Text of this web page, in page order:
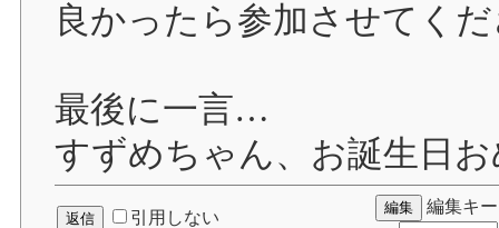
良かったら参加させてく
最後に一言…
すずめちゃん、お誕生日
引用しない
編集キー